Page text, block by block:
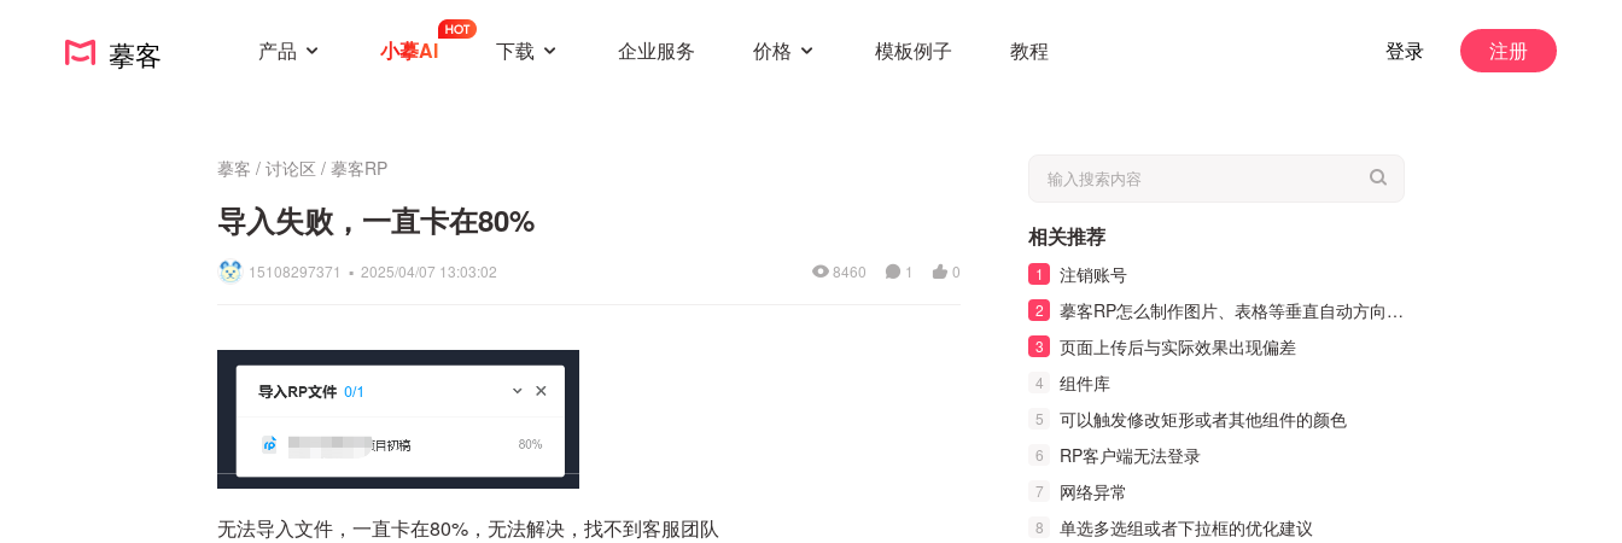
摹客 产品 小摹AI 下载 企业服务 价格 模板例子 教程 登录 注册
相关推荐
1 注销账号
2 摹客RP怎么制作图片、表格等垂直自动方向滚动，不是鼠标经过拖动鼠标
3 页面上传后与实际效果出现偏差
4 组件库
5 可以触发修改矩形或者其他组件的颜色
6 RP客户端无法登录
7 网络异常
8 单选多选组或者下拉框的优化建议
摹客 / 讨论区 / 摹客RP
导入失败，一直卡在80%
15108297371 ▪ 2025/04/07 13:03:02 0
1
8460
无法导入文件，一直卡在80%，无法解决，找不到客服团队